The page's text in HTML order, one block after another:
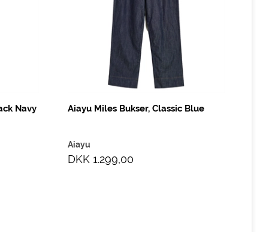
Navy Aiayu Miles Bukser, Classic Blue
Aiayu
DKK 1.299,00